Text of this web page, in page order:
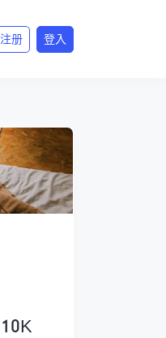
注册 登入
10K